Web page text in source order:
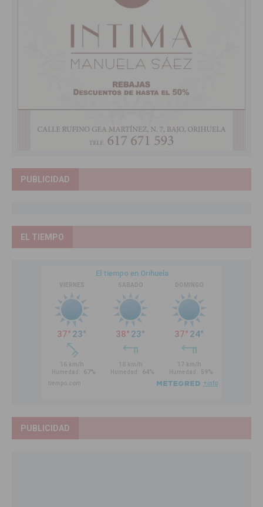
PUBLICIDAD
EL TIEMPO
PUBLICIDAD